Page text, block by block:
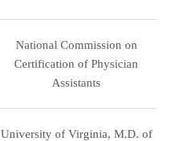
National Commission on
Certification of Physician
Assistants
University of Virginia, M.D. of